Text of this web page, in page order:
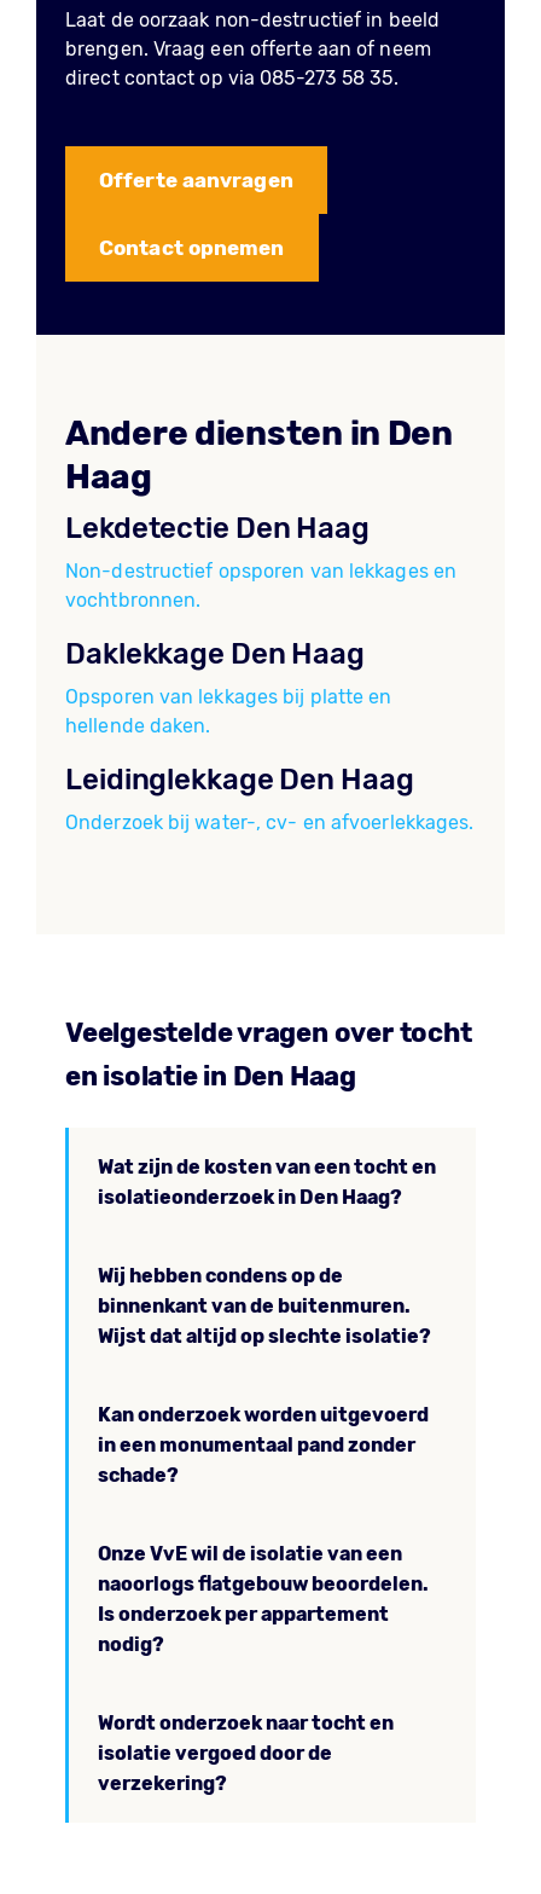
Laat de oorzaak non-destructief in beeld
brengen. Vraag een offerte aan of neem
direct contact op via 085-273 58 35.
Offerte aanvragen
Contact opnemen
Andere diensten in Den
Haag
Lekdetectie Den Haag
Non-destructief opsporen van lekkages en
vochtbronnen.
Daklekkage Den Haag
Opsporen van lekkages bij platte en
hellende daken.
Leidinglekkage Den Haag
Onderzoek bij water-, cv- en afvoerlekkages.
Veelgestelde vragen over tocht
en isolatie in Den Haag
Wat zijn de kosten van een tocht en
isolatieonderzoek in Den Haag?
Wij hebben condens op de
binnenkant van de buitenmuren.
Wijst dat altijd op slechte isolatie?
Kan onderzoek worden uitgevoerd
in een monumentaal pand zonder
schade?
Onze VvE wil de isolatie van een
naoorlogs flatgebouw beoordelen.
Is onderzoek per appartement
nodig?
Wordt onderzoek naar tocht en
isolatie vergoed door de
verzekering?